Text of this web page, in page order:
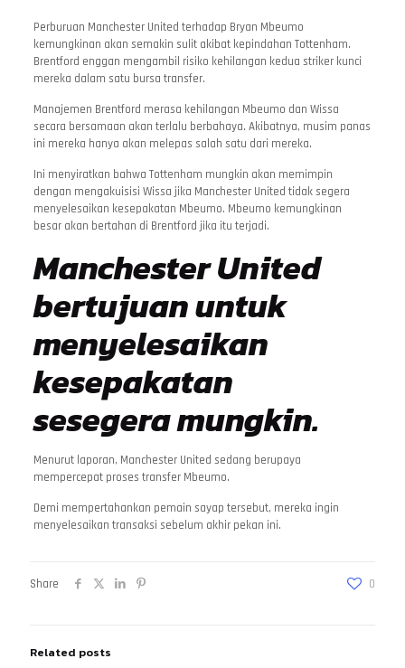
Perburuan Manchester United terhadap Bryan Mbeumo
kemungkinan akan semakin sulit akibat kepindahan Tottenham.
Brentford enggan mengambil risiko kehilangan kedua striker kunci
mereka dalam satu bursa transfer.
Manajemen Brentford merasa kehilangan Mbeumo dan Wissa
secara bersamaan akan terlalu berbahaya. Akibatnya, musim panas
ini mereka hanya akan melepas salah satu dari mereka.
Ini menyiratkan bahwa Tottenham mungkin akan memimpin
dengan mengakuisisi Wissa jika Manchester United tidak segera
menyelesaikan kesepakatan Mbeumo. Mbeumo kemungkinan
besar akan bertahan di Brentford jika itu terjadi.
Manchester United
bertujuan untuk
menyelesaikan
kesepakatan
sesegera mungkin.
Menurut laporan, Manchester United sedang berupaya
mempercepat proses transfer Mbeumo.
Demi mempertahankan pemain sayap tersebut, mereka ingin
menyelesaikan transaksi sebelum akhir pekan ini.
Share 0
Related posts